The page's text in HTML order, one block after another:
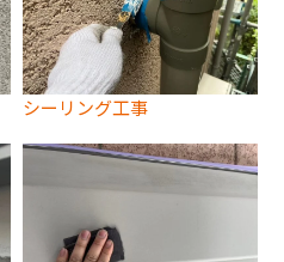
シーリング工事